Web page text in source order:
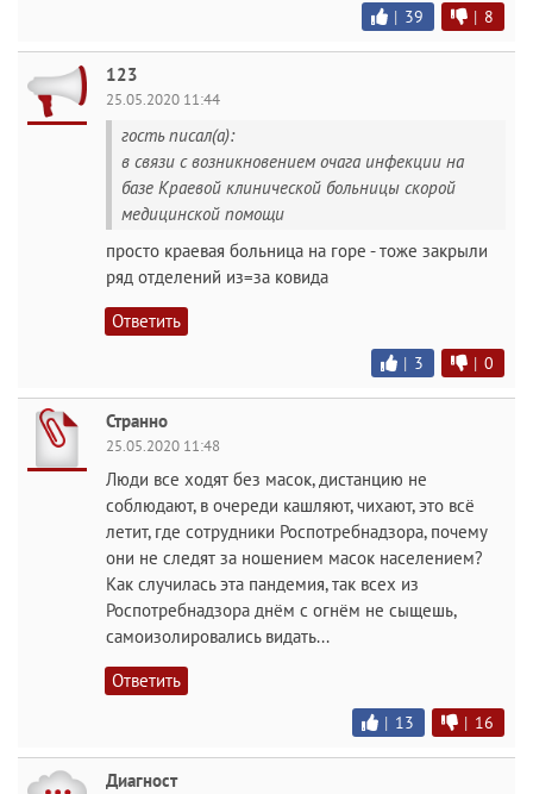
| 39 | 8
123
25.05.2020 11:44
гость писал(а):
в связи с возникновением очага инфекции на
базе Краевой клинической больницы скорой
медицинской помощи
просто краевая больница на горе - тоже закрыли
ряд отделений из=за ковида
Ответить
| 3 | 0
Странно
25.05.2020 11:48
Люди все ходят без масок, дистанцию не
соблюдают, в очереди кашляют, чихают, это всё
летит, где сотрудники Роспотребнадзора, почему
они не следят за ношением масок населением?
Как случилась эта пандемия, так всех из
Роспотребнадзора днём с огнём не сыщешь,
самоизолировались видать...
Ответить
| 13 | 16
Диагност